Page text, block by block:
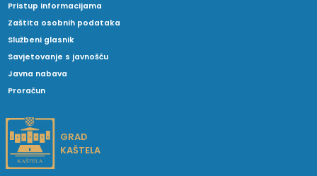
Pristup informacijama
Zaštita osobnih podataka
Službeni glasnik
Savjetovanje s javnošću
Javna nabava
Proračun
GRAD
KAŠTELA